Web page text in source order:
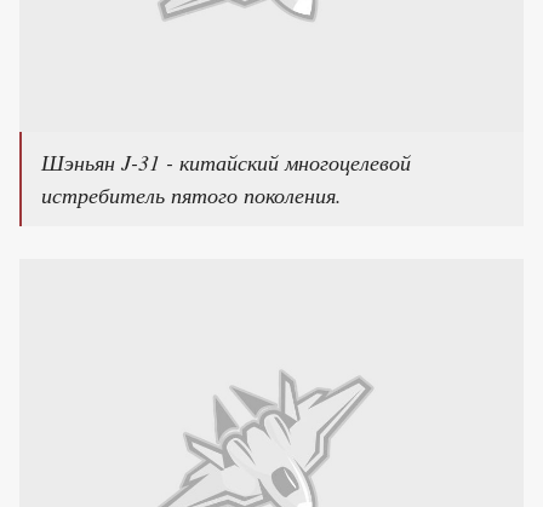
Шэньян J-31 - китайский многоцелевой
истребитель пятого поколения.